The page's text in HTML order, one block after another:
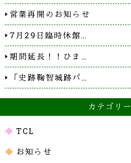
営業再開のお知らせ
7月29日臨時休館…
期間延長！！ひま…
「史跡鞠智城跡パ…
カテゴリー
TCL
お知らせ